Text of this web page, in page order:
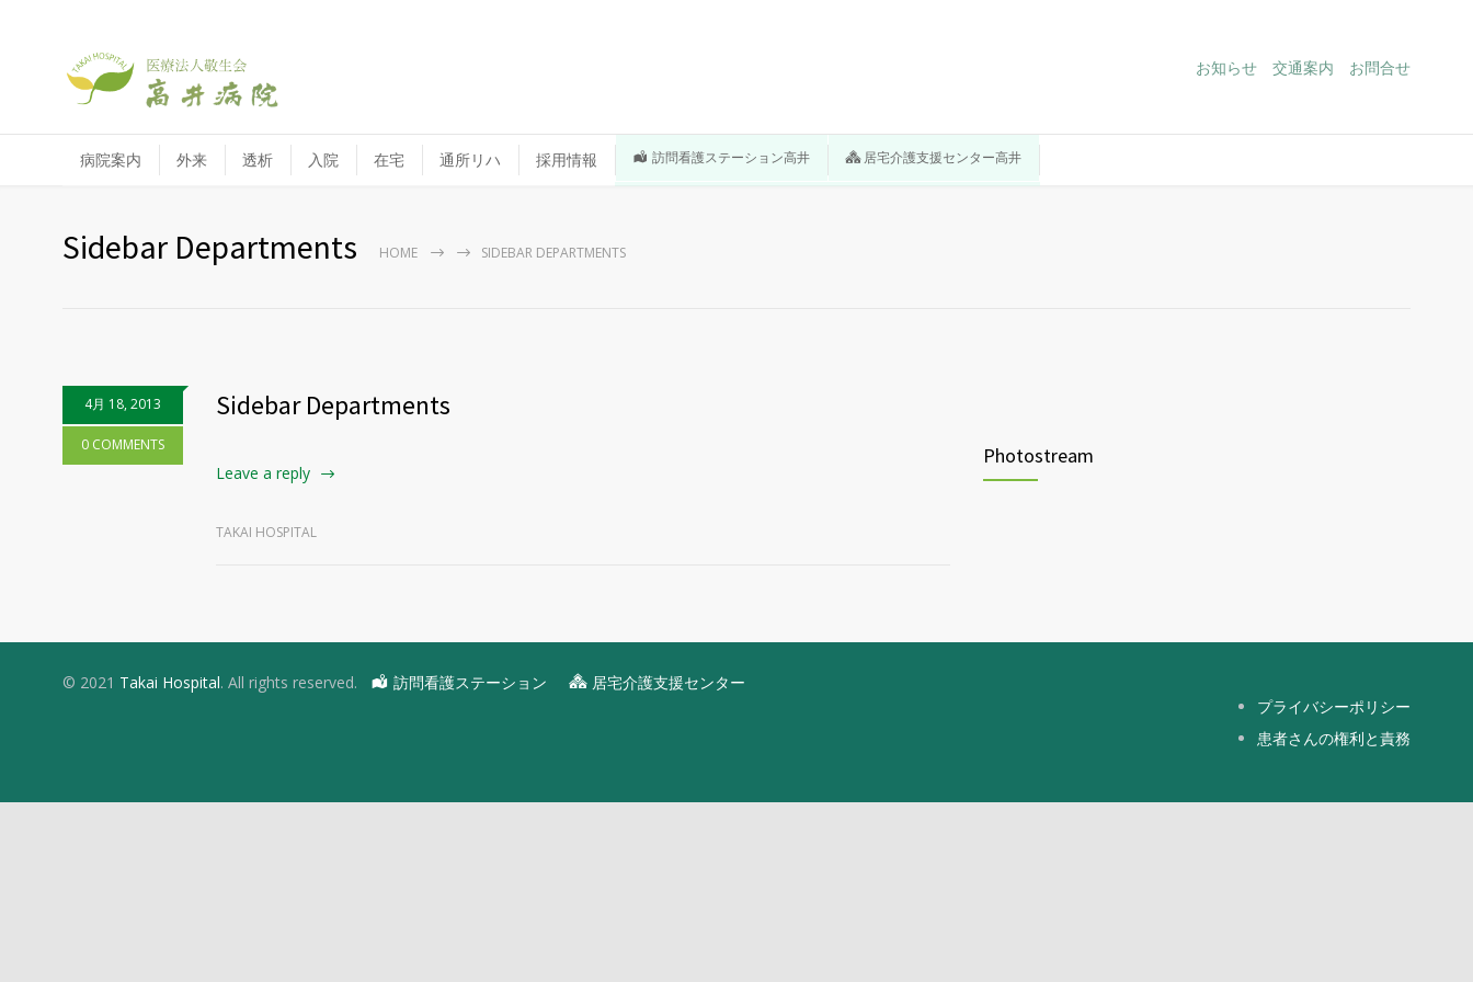
お知らせ 交通案内 お問合せ
病院案内 外来 透析 入院 在宅 通所リハ 採用情報 訪問看護ステーション高井 居宅介護支援センター高井
Sidebar Departments HOME SIDEBAR DEPARTMENTS
4月 18, 2013
0 COMMENTS
Sidebar Departments
Leave a reply
TAKAI HOSPITAL
Photostream
© 2021 Takai Hospital. All rights reserved.
プライバシーポリシー
患者さんの権利と責務
訪問看護ステーション 居宅介護支援センター